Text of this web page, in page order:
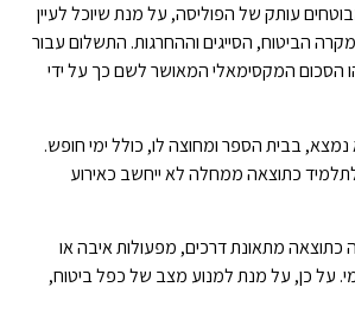
עותק של הפוליסה, על מנת שיוכל לעיין
הביטוח, הסייגים וההחרגות. התשלום עבור
הסכום המקסימאלי המאושר לשם כך על ידי
בבית הספר ומחוצה לו, כולל ימי חופש.
לתלמיד כתוצאה ממחלה לא ייחשב כאירוע
כתוצאה מתאונת דרכים, מפעולות איבה או
על כן, על מנת למנוע מצב של כפל ביטוח,